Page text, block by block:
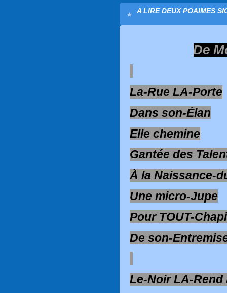
A LIRE DEUX POAIMES
De
La-Rue LA-Porte
Dans son-Élan
Elle chemine
Gantée des
À la Naissance-
Une micro-Jupe
Pour TOUT-
De son-
Le-Noir LA-Rend